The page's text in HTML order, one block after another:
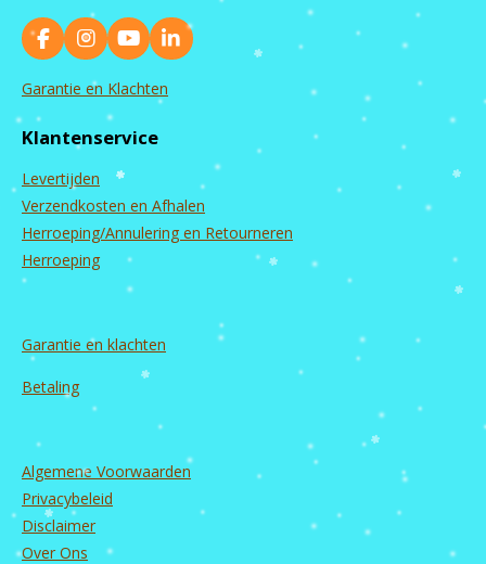
F
a
c
o
k
I
n
s
g
a
m
Y
o
u
b
L
i
Garantie en Klachten
Klantenservice
Levertijden
Verzendkosten en Afhalen
Herroeping/Annulering en Retourneren
Herroeping
Garantie en klachten
Betaling
Algemene Voorwaarden
Privacybeleid
Disclaimer
Over Ons